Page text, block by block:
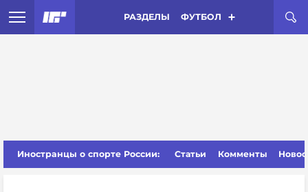
РАЗДЕЛЫ ФУТБОЛ
Иностранцы о спорте России: Статьи Комменты